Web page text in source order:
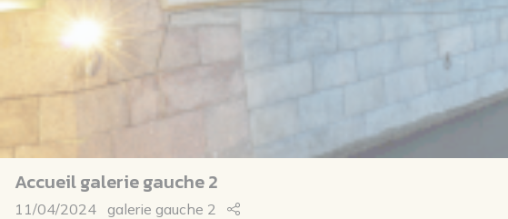
Accueil galerie gauche 2
11/04/2024
galerie gauche 2